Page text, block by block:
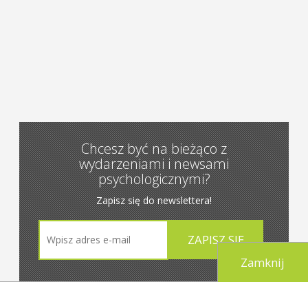
Chcesz być na bieżąco z
wydarzeniami i newsami
psychologicznymi?
Zapisz się do newslettera!
Zamknij